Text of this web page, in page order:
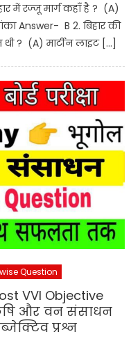
में रज्जू मार्ग कहाँ है ? (A)
Answer- B 2. बिहार की
? (A) मार्टीन लाइट […]
Question
VVI Objective
और वन संसाधन
प्रश्न